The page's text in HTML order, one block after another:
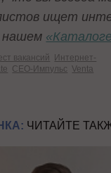
ищет
нашем
вакансий Интернет-
CEO-Импульс Venta
ЧИТАЙТЕ